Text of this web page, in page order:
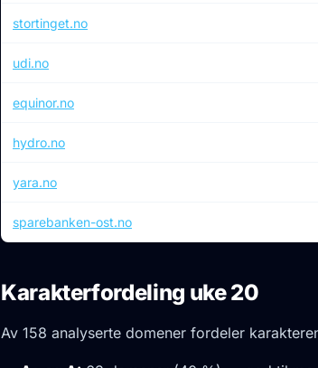
stortinget.no
udi.no
equinor.no
hydro.no
yara.no
sparebanken-ost.no
Karakterfordeling uke 20
Av 158 analyserte domener fordeler